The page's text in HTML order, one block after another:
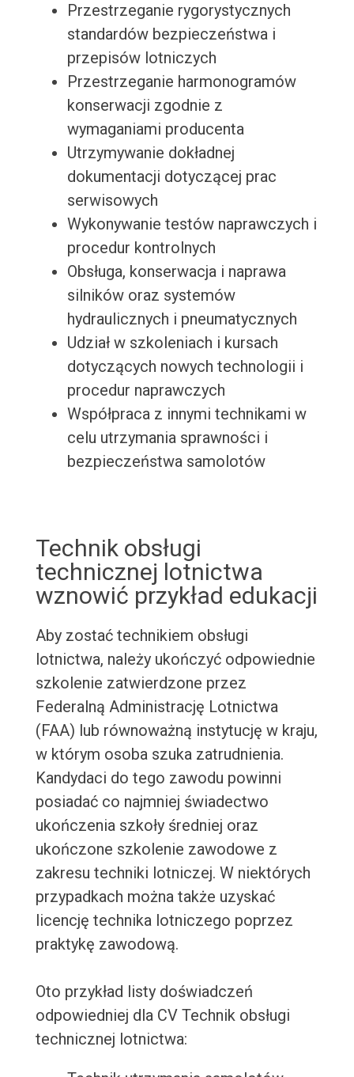
Przestrzeganie rygorystycznych
standardów bezpieczeństwa i
przepisów lotniczych
Przestrzeganie harmonogramów
konserwacji zgodnie z
wymaganiami producenta
Utrzymywanie dokładnej
dokumentacji dotyczącej prac
serwisowych
Wykonywanie testów naprawczych i
procedur kontrolnych
Obsługa, konserwacja i naprawa
silników oraz systemów
hydraulicznych i pneumatycznych
Udział w szkoleniach i kursach
dotyczących nowych technologii i
procedur naprawczych
Współpraca z innymi technikami w
celu utrzymania sprawności i
bezpieczeństwa samolotów
Technik obsługi
technicznej lotnictwa
wznowić przykład edukacji
Aby zostać technikiem obsługi
lotnictwa, należy ukończyć odpowiednie
szkolenie zatwierdzone przez
Federalną Administrację Lotnictwa
(FAA) lub równoważną instytucję w kraju,
w którym osoba szuka zatrudnienia.
Kandydaci do tego zawodu powinni
posiadać co najmniej świadectwo
ukończenia szkoły średniej oraz
ukończone szkolenie zawodowe z
zakresu techniki lotniczej. W niektórych
przypadkach można także uzyskać
licencję technika lotniczego poprzez
praktykę zawodową.
Oto przykład listy doświadczeń
odpowiedniej dla CV Technik obsługi
technicznej lotnictwa: